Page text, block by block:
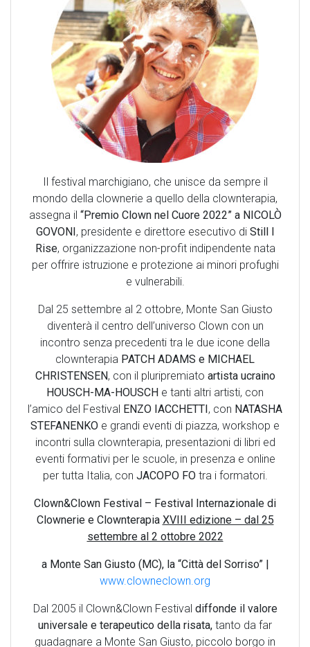
Il festival marchigiano, che unisce da sempre il
mondo della clownerie a quello della clownterapia,
assegna il “Premio Clown nel Cuore 2022” a NICOLÒ
GOVONI, presidente e direttore esecutivo di Still I
Rise, organizzazione non-profit indipendente nata
per offrire istruzione e protezione ai minori profughi
e vulnerabili.
Dal 25 settembre al 2 ottobre, Monte San Giusto
diventerà il centro dell’universo Clown con un
incontro senza precedenti tra le due icone della
clownterapia PATCH ADAMS e MICHAEL
CHRISTENSEN, con il pluripremiato artista ucraino
HOUSCH-MA-HOUSCH e tanti altri artisti, con
l’amico del Festival ENZO IACCHETTI, con NATASHA
STEFANENKO e grandi eventi di piazza, workshop e
incontri sulla clownterapia, presentazioni di libri ed
eventi formativi per le scuole, in presenza e online
per tutta Italia, con JACOPO FO tra i formatori.
Clown&Clown Festival – Festival Internazionale di
Clownerie e Clownterapia XVIII edizione – dal 25
settembre al 2 ottobre 2022
a Monte San Giusto (MC), la “Città del Sorriso” |
www.clowneclown.org
Dal 2005 il Clown&Clown Festival diffonde il valore
universale e terapeutico della risata, tanto da far
guadagnare a Monte San Giusto, piccolo borgo in